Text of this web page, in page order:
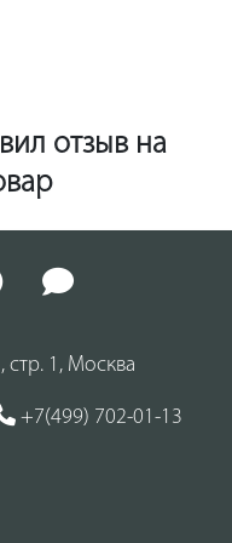
отзыв на
1, Москва
+7(499) 702-01-13